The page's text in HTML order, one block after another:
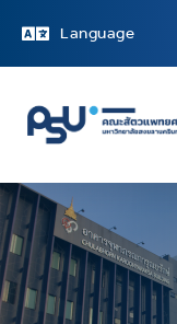
Language